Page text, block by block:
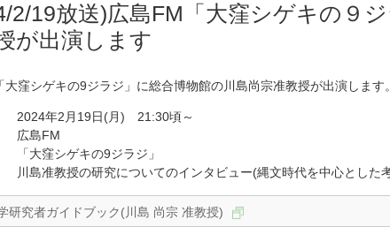
2/19放送)広島FM「大窪シゲキの９
が出演します
大窪シゲキの9ジラジ」に総合博物館の川島尚宗准教授が出演します
年2月19日(月) 21:30頃～
広島FM
「大窪シゲキの9ジラジ」
島准教授の研究についてのインタビュー(縄文時代を中心とした
研究者ガイドブック(川島 尚宗 准教授)